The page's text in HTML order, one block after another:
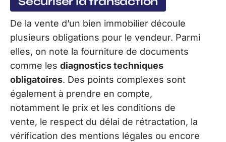
De la vente d’un bien immobilier découle
plusieurs obligations pour le vendeur. Parmi
elles, on note la fourniture de documents
comme les diagnostics techniques
obligatoires. Des points complexes sont
également à prendre en compte,
notamment le prix et les conditions de
vente, le respect du délai de rétractation, la
vérification des mentions légales ou encore